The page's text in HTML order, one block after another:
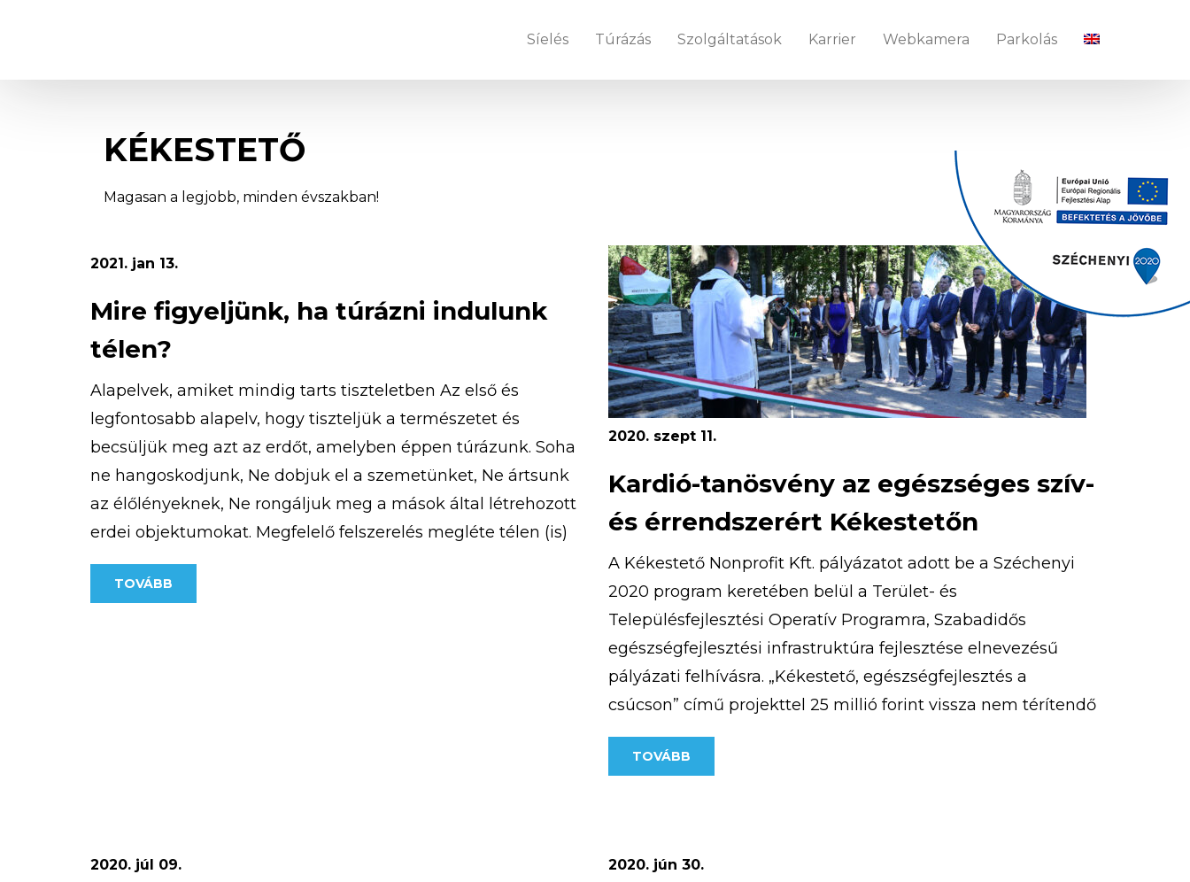
Síelés Túrázás Szolgáltatások Karrier Webkamera Parkolás
KÉKESTETŐ
Magasan a legjobb, minden évszakban!
2021. jan 13.
Mire figyeljünk, ha túrázni indulunk
télen?
Alapelvek, amiket mindig tarts tiszteletben Az első és
legfontosabb alapelv, hogy tiszteljük a természetet és
becsüljük meg azt az erdőt, amelyben éppen túrázunk. Soha
ne hangoskodjunk, Ne dobjuk el a szemetünket, Ne ártsunk
az élőlényeknek, Ne rongáljuk meg a mások által létrehozott
erdei objektumokat. Megfelelő felszerelés megléte télen (is)
Fontos, hogy akár hosszabb, akár rövidebb túrát […]
TOVÁBB
2020. szept 11.
Kardió-tanösvény az egészséges szív-
és érrendszerért Kékestetőn
A Kékestető Nonprofit Kft. pályázatot adott be a Széchenyi
2020 program keretében belül a Terület- és
Településfejlesztési Operatív Programra, Szabadidős
egészségfejlesztési infrastruktúra fejlesztése elnevezésű
pályázati felhívásra. „Kékestető, egészségfejlesztés a
csúcson” című projekttel 25 millió forint vissza nem térítendő
európai uniós támogatást nyert. 2020. szeptember 9-én
átadásra került a pályázat részeként megvalósult kardió
TOVÁBB
2020. júl 09. 2020. jún 30.